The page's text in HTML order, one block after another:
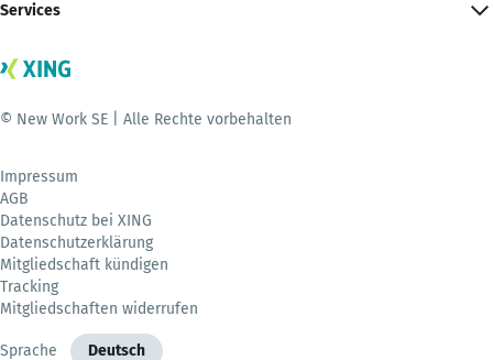
Services
© New Work SE | Alle Rechte vorbehalten
Impressum
AGB
Datenschutz bei XING
Datenschutzerklärung
Mitgliedschaft kündigen
Tracking
Mitgliedschaften widerrufen
Sprache Deutsch